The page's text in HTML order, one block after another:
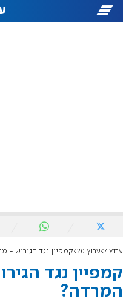
ערוץ 7 ערוץ 20 קמפיין נגד הגירוש -
קמפיין נגד
המרדה?